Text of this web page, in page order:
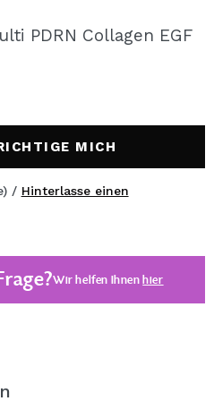
bei Maquillalia.de
tätigen, den Status Ihrer
PDRN Collagen EGF
MICH
/ Hinterlasse einen
Wir helfen Ihnenhier